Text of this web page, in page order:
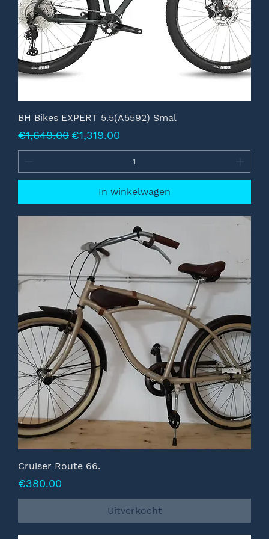
BH Bikes EXPERT 5.5(A5592) Smal
Normale prijs
€1,649.00 Verkoopprijs
€1,319.00
In winkelwagen
Cruiser Route 66.
Prijs
€380.00
Uitverkocht